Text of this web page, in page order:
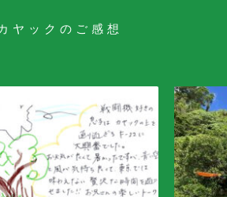
ヤックのご感想